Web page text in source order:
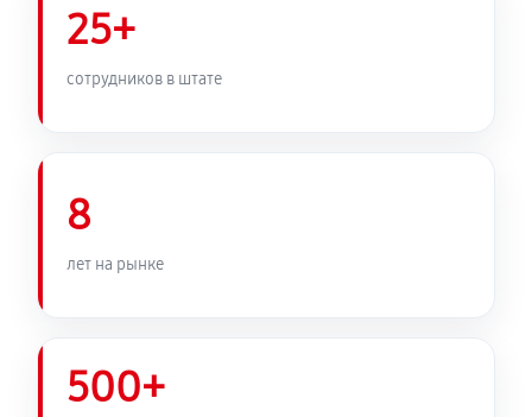
25+
сотрудников в штате
8
лет на рынке
500+